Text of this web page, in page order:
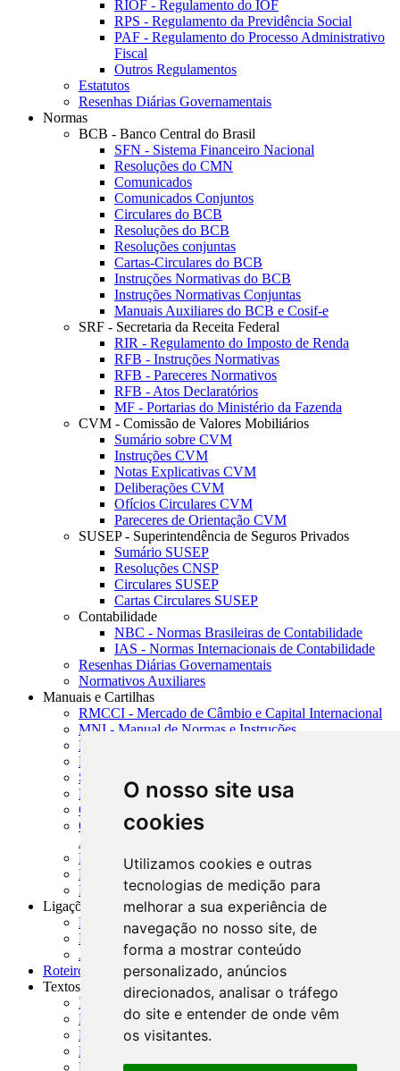
O nosso site usa
cookies
Utilizamos cookies e outras
tecnologias de medição para
melhorar a sua experiência de
navegação no nosso site, de
forma a mostrar conteúdo
personalizado, anúncios
direcionados, analisar o tráfego
do site e entender de onde vêm
os visitantes.
RIOF - Regulamento do IOF
RPS - Regulamento da Previdência Social
PAF - Regulamento do Processo Administrativo
Fiscal
Outros Regulamentos
Estatutos
Resenhas Diárias Governamentais
Normas
BCB - Banco Central do Brasil
SFN - Sistema Financeiro Nacional
Resoluções do CMN
Comunicados
Comunicados Conjuntos
Circulares do BCB
Resoluções do BCB
Resoluções conjuntas
Cartas-Circulares do BCB
Instruções Normativas do BCB
Instruções Normativas Conjuntas
Manuais Auxiliares do BCB e Cosif-e
SRF - Secretaria da Receita Federal
RIR - Regulamento do Imposto de Renda
RFB - Instruções Normativas
RFB - Pareceres Normativos
RFB - Atos Declaratórios
MF - Portarias do Ministério da Fazenda
CVM - Comissão de Valores Mobiliários
Sumário sobre CVM
Instruções CVM
Notas Explicativas CVM
Deliberações CVM
Ofícios Circulares CVM
Pareceres de Orientação CVM
SUSEP - Superintendência de Seguros Privados
Sumário SUSEP
Resoluções CNSP
Circulares SUSEP
Cartas Circulares SUSEP
Contabilidade
NBC - Normas Brasileiras de Contabilidade
IAS - Normas Internacionais de Contabilidade
Resenhas Diárias Governamentais
Normativos Auxiliares
Manuais e Cartilhas
RMCCI - Mercado de Câmbio e Capital Internacional
MNI - Manual de Normas e Instruções
MTVM - Manual de Títulos e Valores Mobiliários
MCR - Manual de Crédito Rural
SISORF - Manual de Organização do SFN
MASUP - Manual de Supervisão Bancária
CADOC - Catálogo de Documentos
CNAE-CONCLA - Classificação Nacional de
Atividades Econômicas
PMF - Cartilhas do BCB
Manuais Auxiliares do BCB e Cosif-e
Resenhas Diárias Governamentais
Ligações Externas
Links Úteis
Presidência da República
Agências Nacionais Reguladoras
Roteiros para Estudos
Textos
Índice de Textos
Editorial
Monografias
Na Imprensa
Fórum de Discussão